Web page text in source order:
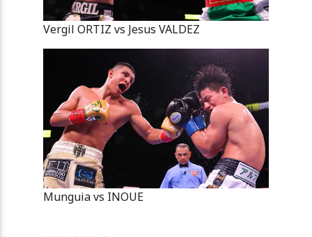
Vergil ORTIZ vs Jesus VALDEZ
Munguia vs INOUE